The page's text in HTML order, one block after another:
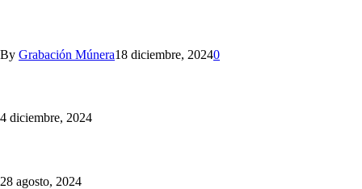
By Grabación Múnera18 diciembre, 20240
4 diciembre, 2024
28 agosto, 2024